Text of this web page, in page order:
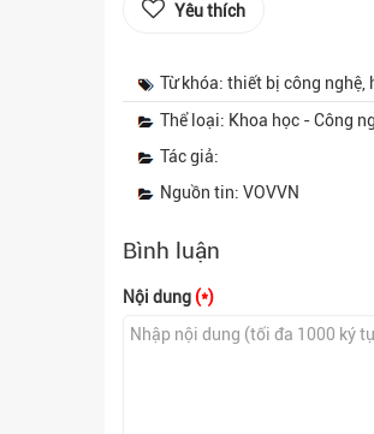
Yêu thích
Từ khóa: thiết bị công
Thể loại: Khoa học - Công
Tác giả:
Nguồn tin: VOVVN
Bình luận
Nội dung (*)